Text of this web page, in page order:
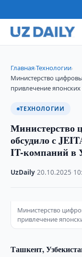
Главная›Технологии›
Министерство
привлечение
ТЕХНОЛОГИИ
Министерство
обсудило с
IT-компаний в
UzDaily ·20.10.2025
Министерство
привлечение
Ташкент,